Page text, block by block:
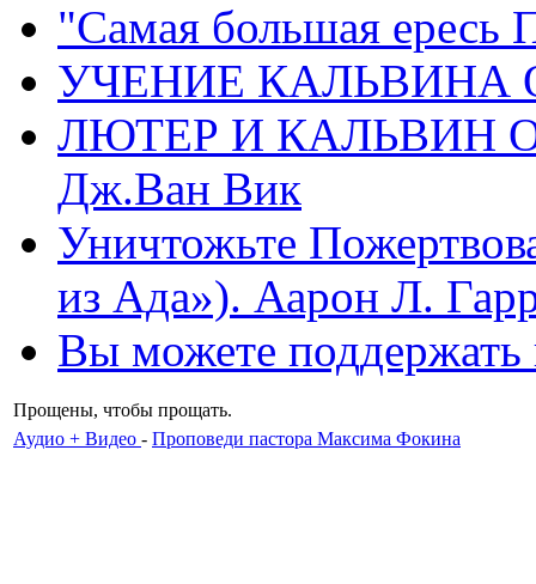
"Самая большая ересь
УЧЕНИЕ КАЛЬВИНА
ЛЮТЕР И КАЛЬВИН
Дж.Ван Вик
Уничтожьте
из Ада»). Аарон Л.
Вы можете
Прощены, чтобы прощать.
Аудио + Видео - Проповеди пастора Максима Фокина